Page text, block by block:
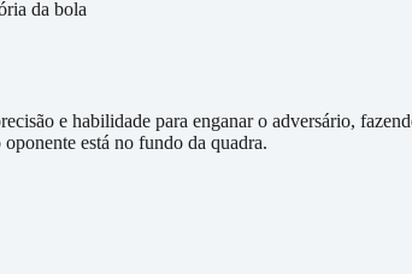
da bola
e habilidade para enganar o adversário,
está no fundo da quadra.